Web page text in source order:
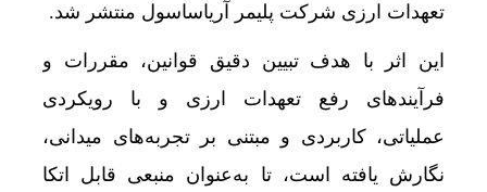
تعهدات ارزی شرکت پلیمر آریاساسول منتشر شد.
این اثر با هدف تبیین دقیق قوانین، مقررات و
فرآیندهای رفع تعهدات ارزی و با رویکردی
عملیاتی، کاربردی و مبتنی بر تجربه‌های میدانی،
نگارش یافته است، تا به‌عنوان منبعی قابل اتکا